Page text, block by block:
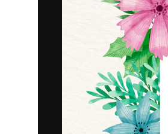
La
migliori lavori.
creativi,
Italiano